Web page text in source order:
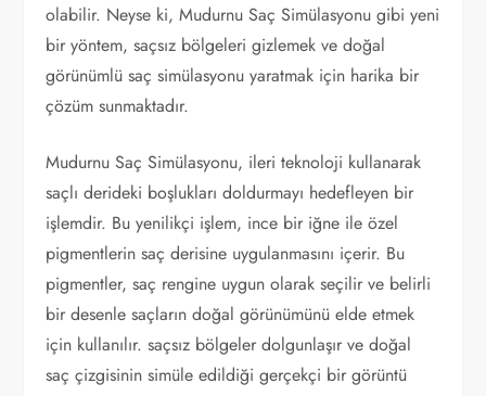
olabilir. Neyse ki, Mudurnu Saç Simülasyonu gibi yeni
bir yöntem, saçsız bölgeleri gizlemek ve doğal
görünümlü saç simülasyonu yaratmak için harika bir
çözüm sunmaktadır.
Mudurnu Saç Simülasyonu, ileri teknoloji kullanarak
saçlı derideki boşlukları doldurmayı hedefleyen bir
işlemdir. Bu yenilikçi işlem, ince bir iğne ile özel
pigmentlerin saç derisine uygulanmasını içerir. Bu
pigmentler, saç rengine uygun olarak seçilir ve belirli
bir desenle saçların doğal görünümünü elde etmek
için kullanılır. saçsız bölgeler dolgunlaşır ve doğal
saç çizgisinin simüle edildiği gerçekçi bir görüntü